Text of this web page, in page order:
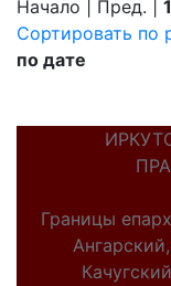
Начало | Пред. | 1
Сортировать по
по дате
Границы